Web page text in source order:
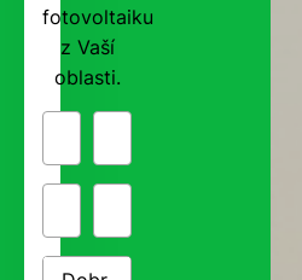
fotovoltaiku
z Vaší
oblasti.